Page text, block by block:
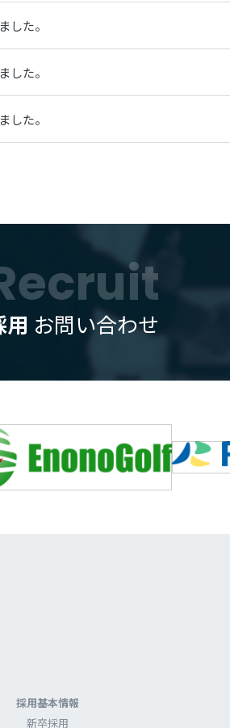
した。
した。
した。
用 お問い合わせ
採⽤基本情報
新卒採⽤